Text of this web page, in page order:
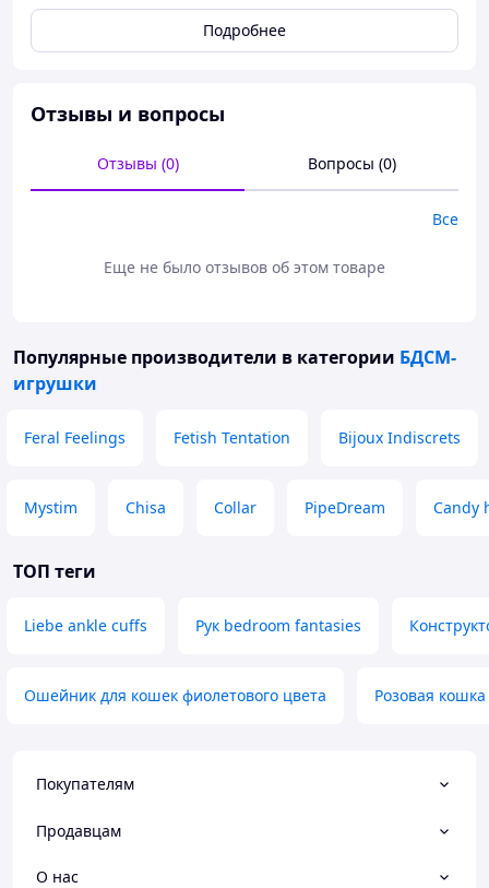
Подробнее
Отзывы и вопросы
Отзывы (0) Вопросы (0)
Все
Еще не было отзывов об этом товаре
Популярные производители в категории БДСМ-
игрушки
Feral Feelings Fetish Tentation Bijoux Indiscrets
Mystim Chisa Collar PipeDream Candy
ТОП теги
Liebe ankle cuffs Рук bedroom fantasies
Ошейник для кошек фиолетового цвета Розовая
Покупателям
Продавцам
О нас